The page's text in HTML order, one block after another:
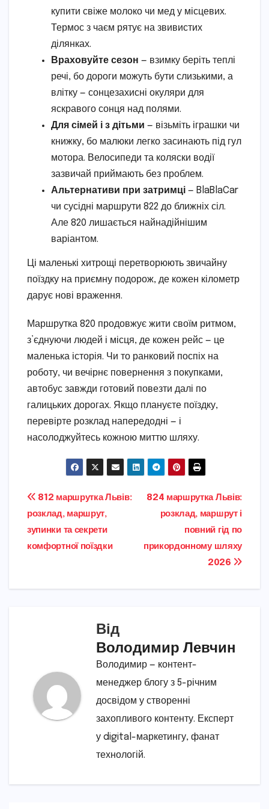
купити свіже молоко чи мед у місцевих.
Термос з чаєм рятує на звивистих
ділянках.
Враховуйте сезон — взимку беріть теплі
речі, бо дороги можуть бути слизькими, а
влітку — сонцезахисні окуляри для
яскравого сонця над полями.
Для сімей і з дітьми — візьміть іграшки чи
книжку, бо малюки легко засинають під гул
мотора. Велосипеди та коляски водії
зазвичай приймають без проблем.
Альтернативи при затримці — BlaBlaCar
чи сусідні маршрути 822 до ближніх сіл.
Але 820 лишається найнадійнішим
варіантом.
Ці маленькі хитрощі перетворюють звичайну
поїздку на приємну подорож, де кожен кілометр
дарує нові враження.
Маршрутка 820 продовжує жити своїм ритмом,
з’єднуючи людей і місця, де кожен рейс — це
маленька історія. Чи то ранковий поспіх на
роботу, чи вечірнє повернення з покупками,
автобус завжди готовий повезти далі по
галицьких дорогах. Якщо плануєте поїздку,
перевірте розклад напередодні — і
насолоджуйтесь кожною миттю шляху.
Навігація
записів
824 маршрутка Львів:
розклад, маршрут і
повний гід по
прикордонному шляху
2026
812 маршрутка Львів:
розклад, маршрут,
зупинки та секрети
комфортної поїздки
Від
Володимир Левчин
Володимир — контент-
менеджер блогу з 5-річним
досвідом у створенні
захопливого контенту. Експерт
у digital-маркетингу, фанат
технологій.